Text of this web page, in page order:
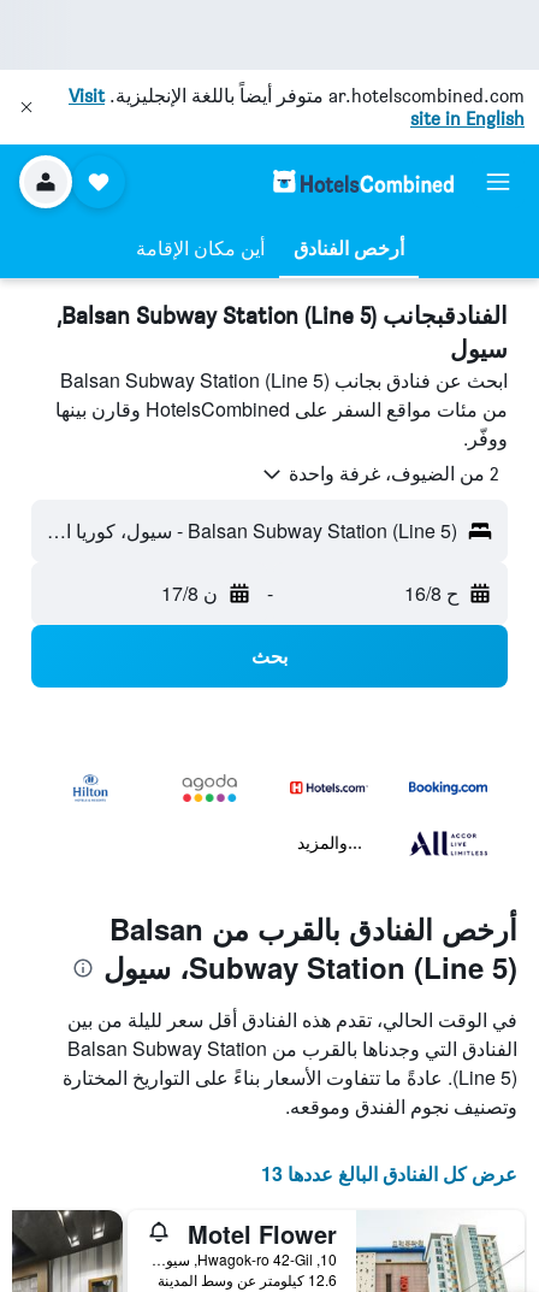
ar.hotelscombined.com متوفر أيضاً باللغة الإنجليزية.Visit
site in English
أرخص الفنادق أين مكان الإقامة
الفنادقبجانب Balsan Subway Station (Line 5),
سيول
ابحث عن فنادق بجانب Balsan Subway Station (Line 5)
من مئات مواقع السفر على HotelsCombined وقارن بينها
ووفّر.
2 من الضيوف، غرفة واحدة
Balsan Subway Station (Line 5) - سيول، كوريا الجنوبية
ح 16/8 - ن 17/8
بحث
...والمزيد
أرخص الفنادق بالقرب من Balsan
Subway Station (Line 5)، سيول
في الوقت الحالي، تقدم هذه الفنادق أقل سعر لليلة من بين
الفنادق التي وجدناها بالقرب من Balsan Subway Station
(Line 5). عادةً ما تتفاوت الأسعار بناءً على التواريخ المختارة
وتصنيف نجوم الفندق وموقعه.
عرض كل الفنادق البالغ عددها 13
Motel Flower
10, Hwagok-ro 42-Gil, سيول, كوريا الجنوبية
12.6 كيلومتر عن وسط المدينة